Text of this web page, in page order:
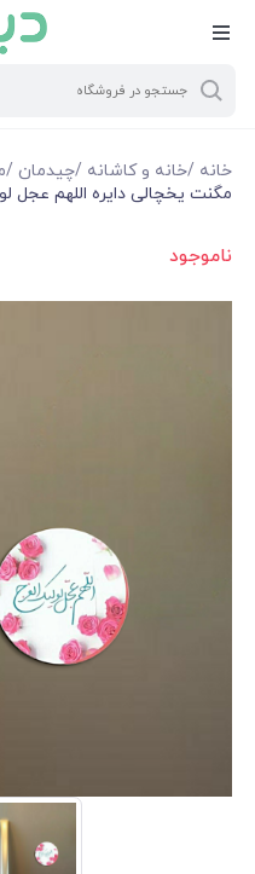
خانه /خانه و کاشانه /چیدمان /
مگنت یخچالی دایره اللهم عجل
ناموجود